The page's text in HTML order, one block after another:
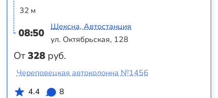
32 м
08:50
От328 руб.
Шексна, Автостанция
ул. Октябрьская, 128
Череповецкая автоколонна №1456
4.4
8